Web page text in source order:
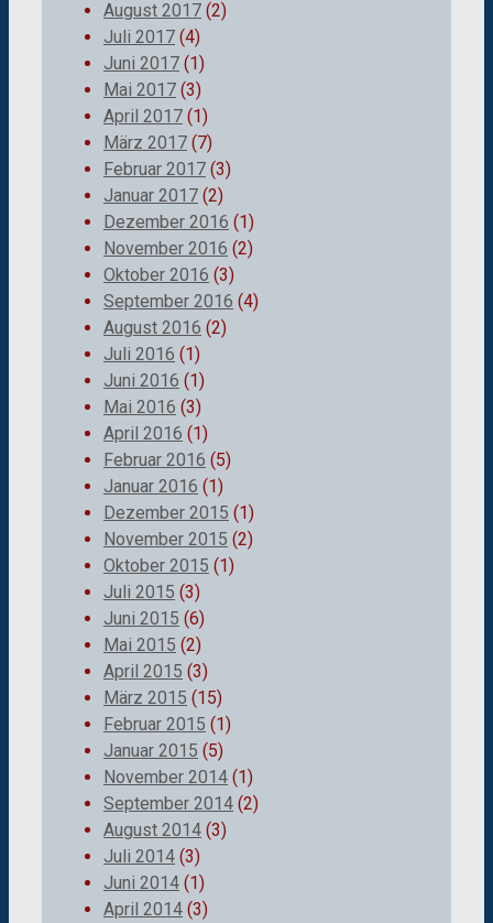
August 2017 (2)
Juli 2017 (4)
Juni 2017 (1)
Mai 2017 (3)
April 2017 (1)
März 2017 (7)
Februar 2017 (3)
Januar 2017 (2)
Dezember 2016 (1)
November 2016 (2)
Oktober 2016 (3)
September 2016 (4)
August 2016 (2)
Juli 2016 (1)
Juni 2016 (1)
Mai 2016 (3)
April 2016 (1)
Februar 2016 (5)
Januar 2016 (1)
Dezember 2015 (1)
November 2015 (2)
Oktober 2015 (1)
Juli 2015 (3)
Juni 2015 (6)
Mai 2015 (2)
April 2015 (3)
März 2015 (15)
Februar 2015 (1)
Januar 2015 (5)
November 2014 (1)
September 2014 (2)
August 2014 (3)
Juli 2014 (3)
Juni 2014 (1)
April 2014 (3)